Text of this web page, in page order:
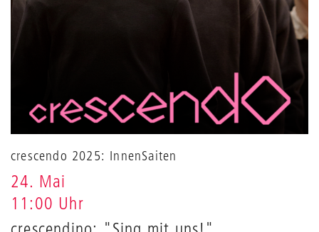
crescendo 2025: InnenSaiten
24. Mai
11:00 Uhr